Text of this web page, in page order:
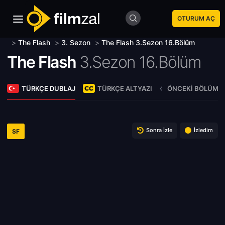
OTURUM AÇ
> The Flash > 3. Sezon > The Flash 3.Sezon 16.Bölüm
The Flash 3.Sezon 16.Bölüm
TÜRKÇE DUBLAJ TÜRKÇE ALTYAZI ÖNCEKI BÖLÜM
SF Sonra İzle İzledim